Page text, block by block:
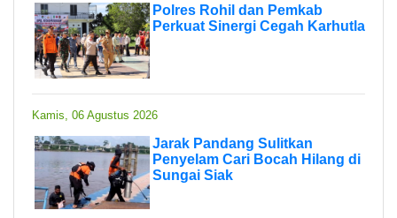
Polres Rohil dan Pemkab
Perkuat Sinergi Cegah Karhutla
Kamis, 06 Agustus 2026
Jarak Pandang Sulitkan
Penyelam Cari Bocah Hilang di
Sungai Siak